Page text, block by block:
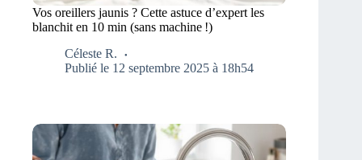
Vos oreillers jaunis ? Cette astuce d’expert les
blanchit en 10 min (sans machine !)
Céleste R.
Publié le 12 septembre 2025 à 18h54